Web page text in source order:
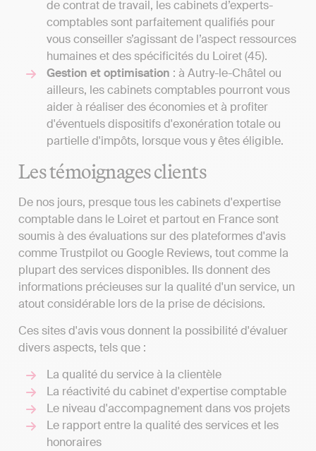
de contrat de travail, les cabinets d’experts-
comptables sont parfaitement qualifiés pour
vous conseiller s’agissant de l’aspect ressources
humaines et des spécificités du Loiret (45).
Gestion et optimisation : à Autry-le-Châtel ou
ailleurs, les cabinets comptables pourront vous
aider à réaliser des économies et à profiter
d'éventuels dispositifs d'exonération totale ou
partielle d'impôts, lorsque vous y êtes éligible.
Les témoignages clients
De nos jours, presque tous les cabinets d'expertise
comptable dans le Loiret et partout en France sont
soumis à des évaluations sur des plateformes d'avis
comme Trustpilot ou Google Reviews, tout comme la
plupart des services disponibles. Ils donnent des
informations précieuses sur la qualité d'un service, un
atout considérable lors de la prise de décisions.
Ces sites d'avis vous donnent la possibilité d'évaluer
divers aspects, tels que :
La qualité du service à la clientèle
La réactivité du cabinet d'expertise comptable
Le niveau d'accompagnement dans vos projets
Le rapport entre la qualité des services et les
honoraires